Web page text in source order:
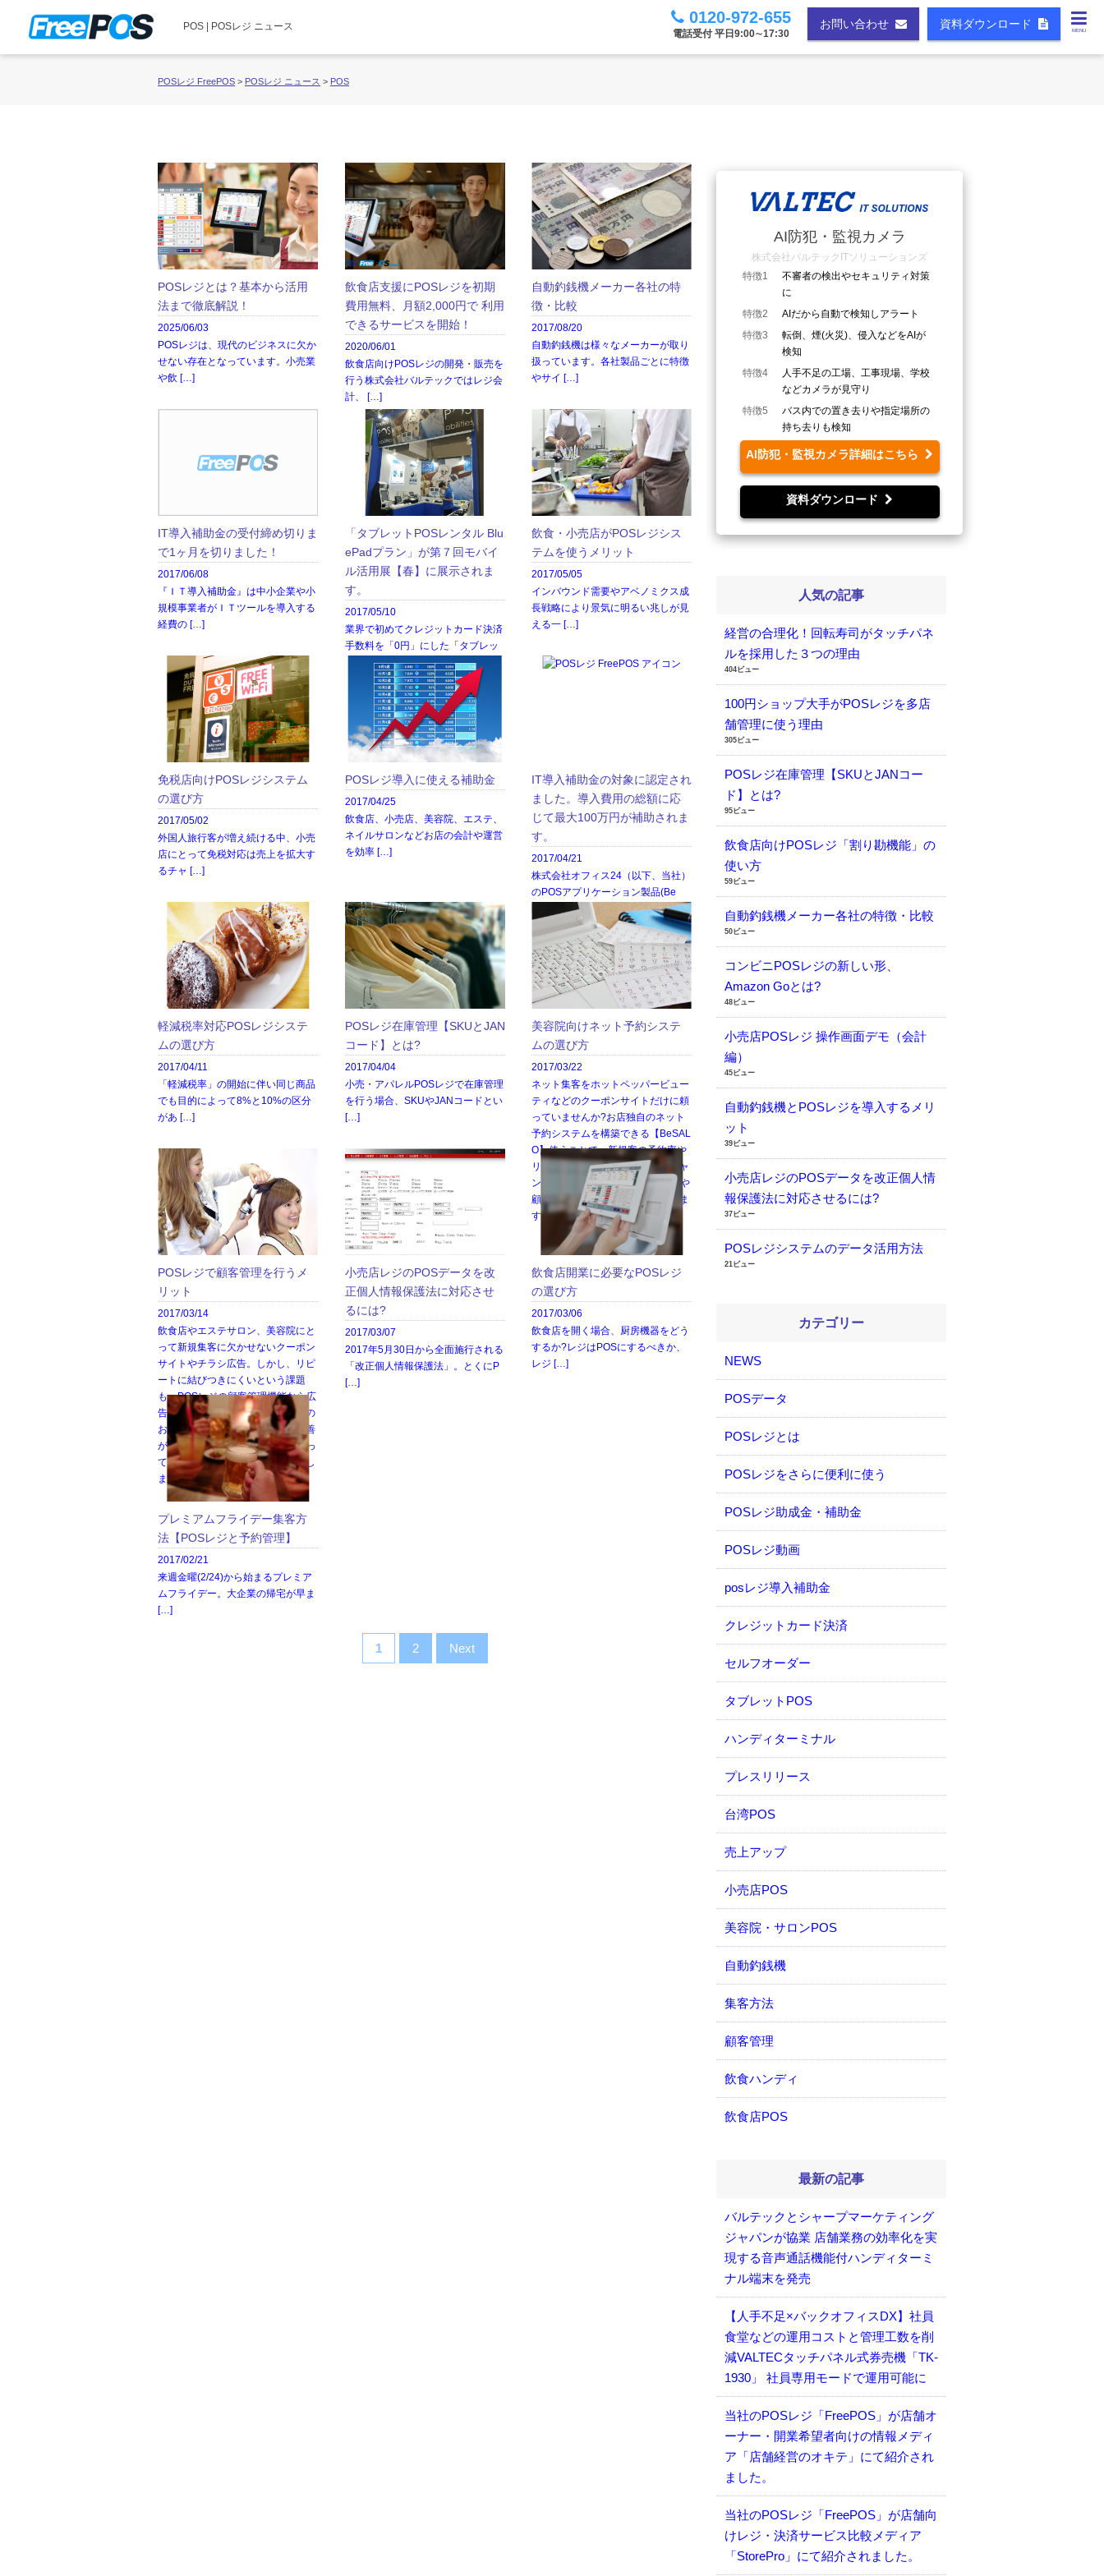
POS | POSレジ ニュース MENU
資料ダウンロード
お問い合わせ
0120-972-655
電話受付 平日9:00∼17:30
POSレジ FreePOS > POSレジ ニュース > POS
POSレジとは？基本から活用
法まで徹底解説！
2025/06/03
POSレジは、現代のビジネスに欠か
せない存在となっています。小売業
や飲 […]
飲食店支援にPOSレジを初期
費用無料、月額2,000円で 利用
できるサービスを開始！
2020/06/01
飲食店向けPOSレジの開発・販売を
行う株式会社バルテックではレジ会
計、 […]
自動釣銭機メーカー各社の特
徴・比較
2017/08/20
自動釣銭機は様々なメーカーが取り
扱っています。各社製品ごとに特徴
やサイ […]
IT導入補助金の受付締め切りま
で1ヶ月を切りました！
2017/06/08
『ＩＴ導入補助金』は中小企業や小
規模事業者がＩＴツールを導入する
経費の […]
「タブレットPOSレンタル Blu
ePadプラン」が第７回モバイ
ル活用展【春】に展示されま
す。
2017/05/10
業界で初めてクレジットカード決済
手数料を「0円」にした「タブレッ
トPO […]
飲食・小売店がPOSレジシス
テムを使うメリット
2017/05/05
インバウンド需要やアベノミクス成
長戦略により景気に明るい兆しが見
える一 […]
免税店向けPOSレジシステム
の選び方
2017/05/02
外国人旅行客が増え続ける中、小売
店にとって免税対応は売上を拡大す
るチャ […]
POSレジ導入に使える補助金
2017/04/25
飲食店、小売店、美容院、エステ、
ネイルサロンなどお店の会計や運営
を効率 […]
IT導入補助金の対象に認定され
ました。導入費用の総額に応
じて最大100万円が補助されま
す。
2017/04/21
株式会社オフィス24（以下、当社）
のPOSアプリケーション製品(Be
軽減税率対応POSレジシステ
ムの選び方
2017/04/11
「軽減税率」の開始に伴い同じ商品
でも目的によって8%と10%の区分
があ […]
POSレジ在庫管理【SKUとJAN
コード】とは?
2017/04/04
小売・アパレルPOSレジで在庫管理
を行う場合、SKUやJANコードとい
[…]
美容院向けネット予約システ
ムの選び方
2017/03/22
ネット集客をホットペッパービュー
ティなどのクーポンサイトだけに頼
っていませんか?お店独自のネット
予約システムを構築できる【BeSAL
O】使うことで、新規客の予約率や
リピート率をアップさせ、ドタキャ
ン対策、POSレジと連携し、会計や
顧客管理を行うことも可能になりま
す。
POSレジで顧客管理を行うメ
リット
2017/03/14
飲食店やエステサロン、美容院にと
って新規集客に欠かせないクーポン
サイトやチラシ広告。しかし、リピ
ートに結びつきにくいという課題
も。POSレジの顧客管理機能なら広
告からの集客を無駄にせず、既存の
お客様の定着率・リピート率を改善
が可能です。POSと顧客情報を使っ
て売上と効率を上げる方法を紹介し
ます。
小売店レジのPOSデータを改
正個人情報保護法に対応させ
るには?
2017/03/07
2017年5月30日から全面施行される
「改正個人情報保護法」。とくにP
[…]
飲食店開業に必要なPOSレジ
の選び方
2017/03/06
飲食店を開く場合、厨房機器をどう
するか?レジはPOSにするべきか、
レジ […]
プレミアムフライデー集客方
法【POSレジと予約管理】
2017/02/21
来週金曜(2/24)から始まるプレミア
ムフライデー。大企業の帰宅が早ま
[…]
1 2 Next
AI防犯・監視カメラ
株式会社バルテックITソリューションズ
特徴1
不審者の検出やセキュリティ対策
に
特徴2
AIだから自動で検知しアラート
特徴3
転倒、煙(火災)、侵入などをAIが
検知
特徴4
人手不足の工場、工事現場、学校
などカメラが見守り
特徴5
バス内での置き去りや指定場所の
持ち去りも検知
AI防犯・監視カメラ詳細はこちら
資料ダウンロード
人気の記事
経営の合理化！回転寿司がタッチパネ
ルを採用した３つの理由
404ビュー
100円ショップ大手がPOSレジを多店
舗管理に使う理由
305ビュー
POSレジ在庫管理【SKUとJANコー
ド】とは?
95ビュー
飲食店向けPOSレジ「割り勘機能」の
使い方
59ビュー
自動釣銭機メーカー各社の特徴・比較
50ビュー
コンビニPOSレジの新しい形、
Amazon Goとは?
48ビュー
小売店POSレジ 操作画面デモ（会計
編）
45ビュー
自動釣銭機とPOSレジを導入するメリ
ット
39ビュー
小売店レジのPOSデータを改正個人情
報保護法に対応させるには?
37ビュー
POSレジシステムのデータ活用方法
21ビュー
カテゴリー
NEWS
POSデータ
POSレジとは
POSレジをさらに便利に使う
POSレジ助成金・補助金
POSレジ動画
posレジ導入補助金
クレジットカード決済
セルフオーダー
タブレットPOS
ハンディターミナル
プレスリリース
台湾POS
売上アップ
小売店POS
美容院・サロンPOS
自動釣銭機
集客方法
顧客管理
飲食ハンディ
飲食店POS
最新の記事
バルテックとシャープマーケティング
ジャパンが協業 店舗業務の効率化を実
現する音声通話機能付ハンディターミ
ナル端末を発売
【人手不足×バックオフィスDX】社員
食堂などの運用コストと管理工数を削
減VALTECタッチパネル式券売機「TK-
1930」 社員専用モードで運用可能に
当社のPOSレジ「FreePOS」が店舗オ
ーナー・開業希望者向けの情報メディ
ア「店舗経営のオキテ」にて紹介され
ました。
当社のPOSレジ「FreePOS」が店舗向
けレジ・決済サービス比較メディア
「StorePro」にて紹介されました。